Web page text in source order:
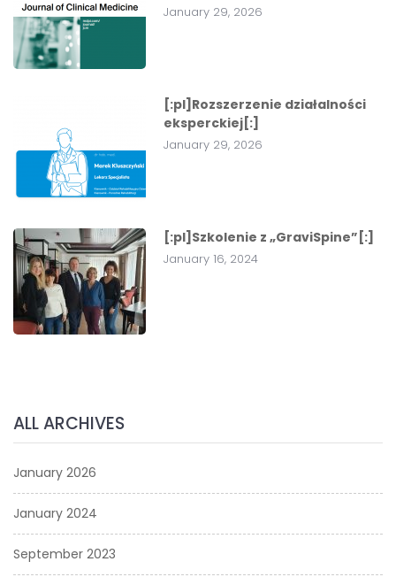
January 29, 2026
[:pl]Rozszerzenie działalności
eksperckiej[:]
January 29, 2026
[:pl]Szkolenie z „GraviSpine”[:]
January 16, 2024
ALL ARCHIVES
January 2026
January 2024
September 2023